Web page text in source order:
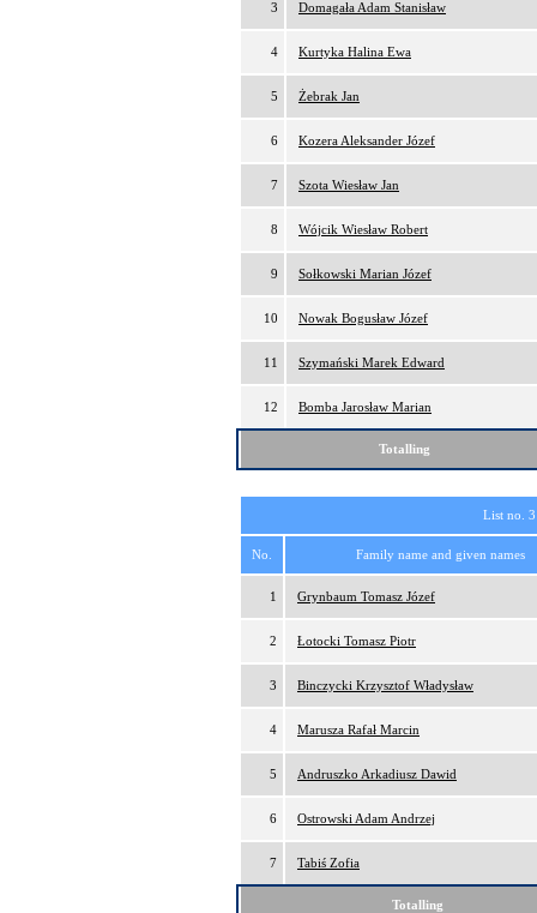
3 Domagała Adam Stanisław
4 Kurtyka Halina Ewa
5 Żebrak Jan
6 Kozera Aleksander Józef
7 Szota Wiesław Jan
8 Wójcik Wiesław Robert
9 Sołkowski Marian Józef
10 Nowak Bogusław Józef
11 Szymański Marek Edward
12 Bomba Jarosław Marian
Totalling
List no.
No. Family name and given names
1 Grynbaum Tomasz Józef
2 Łotocki Tomasz Piotr
3 Binczycki Krzysztof Władysław
4 Marusza Rafał Marcin
5 Andruszko Arkadiusz Dawid
6 Ostrowski Adam Andrzej
7 Tabiś Zofia
Totalling